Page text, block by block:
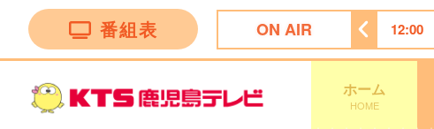
番組表 ON AIR
ンネル 11:50 ＦＮＮ Ｌｉｖｅ Ｎｅｗｓ ｄａｙｓ 12:00
ホーム
HOME